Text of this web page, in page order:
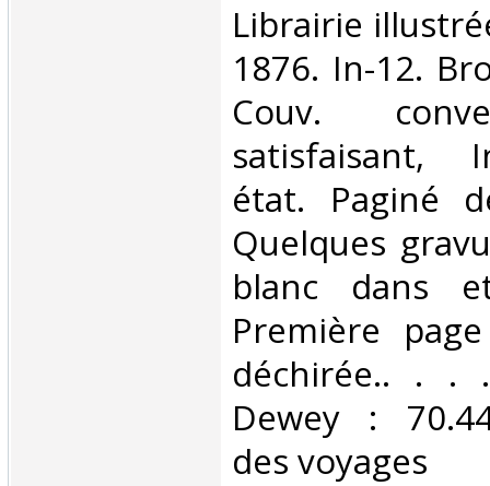
‎Librairie
1876. In-12.
Couv.
satisfaisant,
état. Paginé
Quelques
blanc dans
Première
déchirée.. . .
Dewey :
des voyages‎